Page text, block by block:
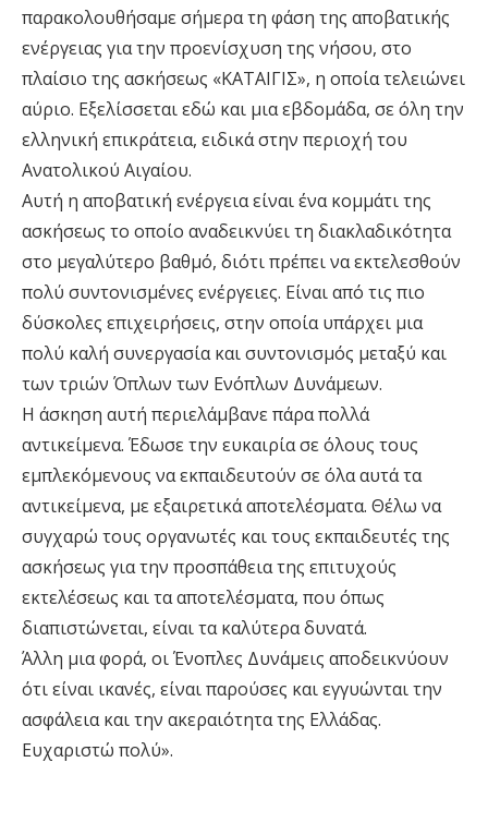
παρακολουθήσαμε σήμερα τη φάση της αποβατικής
ενέργειας για την προενίσχυση της νήσου, στο
πλαίσιο της ασκήσεως «ΚΑΤΑΙΓΙΣ», η οποία τελειώνει
αύριο. Εξελίσσεται εδώ και μια εβδομάδα, σε όλη την
ελληνική επικράτεια, ειδικά στην περιοχή του
Ανατολικού Αιγαίου.
Αυτή η αποβατική ενέργεια είναι ένα κομμάτι της
ασκήσεως το οποίο αναδεικνύει τη διακλαδικότητα
στο μεγαλύτερο βαθμό, διότι πρέπει να εκτελεσθούν
πολύ συντονισμένες ενέργειες. Είναι από τις πιο
δύσκολες επιχειρήσεις, στην οποία υπάρχει μια
πολύ καλή συνεργασία και συντονισμός μεταξύ και
των τριών Όπλων των Ενόπλων Δυνάμεων.
Η άσκηση αυτή περιελάμβανε πάρα πολλά
αντικείμενα. Έδωσε την ευκαιρία σε όλους τους
εμπλεκόμενους να εκπαιδευτούν σε όλα αυτά τα
αντικείμενα, με εξαιρετικά αποτελέσματα. Θέλω να
συγχαρώ τους οργανωτές και τους εκπαιδευτές της
ασκήσεως για την προσπάθεια της επιτυχούς
εκτελέσεως και τα αποτελέσματα, που όπως
διαπιστώνεται, είναι τα καλύτερα δυνατά.
Άλλη μια φορά, οι Ένοπλες Δυνάμεις αποδεικνύουν
ότι είναι ικανές, είναι παρούσες και εγγυώνται την
ασφάλεια και την ακεραιότητα της Ελλάδας.
Ευχαριστώ πολύ».